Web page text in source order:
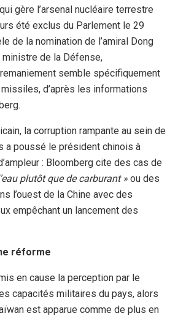
gère l’arsenal nucléaire terrestre
été exclus du Parlement le 29
de la nomination de l’amiral Dong
ministre de la Défense,
semble spécifiquement
d’après les informations
la corruption rampante au sein de
a poussé le président chinois à
: Bloomberg cite des cas de
plutôt que de carburant » ou des
l’ouest de la Chine avec des
empêchant un lancement des
réforme
en cause la perception par le
capacités militaires du pays, alors
est apparue comme de plus en